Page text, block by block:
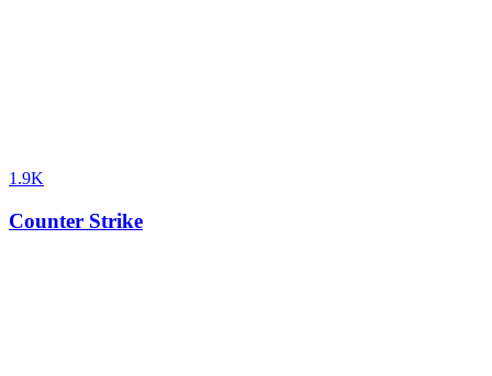
1.9K
Counter Strike